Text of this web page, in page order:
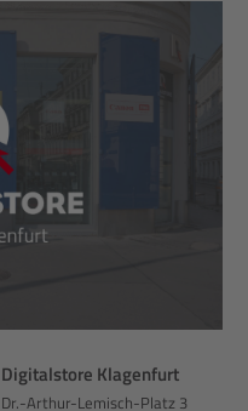
Digitalstore Klagenfurt
Dr.-Arthur-Lemisch-Platz 3